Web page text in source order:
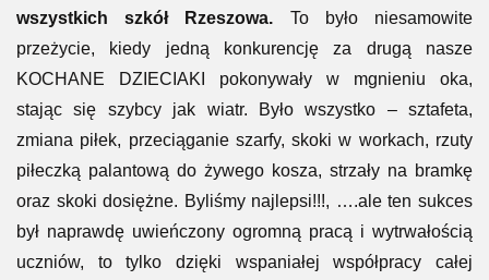
wszystkich szkół Rzeszowa. To było niesamowite
przeżycie, kiedy jedną konkurencję za drugą nasze
KOCHANE DZIECIAKI pokonywały w mgnieniu oka,
stając się szybcy jak wiatr. Było wszystko – sztafeta,
zmiana piłek, przeciąganie szarfy, skoki w workach, rzuty
piłeczką palantową do żywego kosza, strzały na bramkę
oraz skoki dosiężne. Byliśmy najlepsi!!!, ….ale ten sukces
był naprawdę uwieńczony ogromną pracą i wytrwałością
uczniów, to tylko dzięki wspaniałej współpracy całej